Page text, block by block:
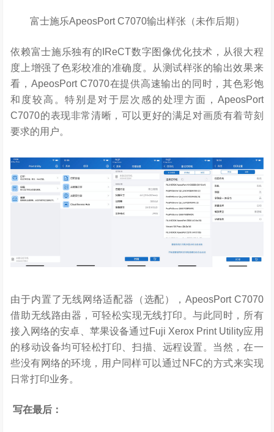
富士施乐ApeosPort C7070输出样张（未作后期）
依赖富士施乐独有的IReCT数字图像优化技术，从很大程
度上增强了色彩校准的准确度。从测试样张的输出效果来
看，ApeosPort C7070在提供高速输出的同时，其色彩饱
和度较高。特别是对于层次感的处理方面，ApeosPort
C7070的表现非常清晰，可以更好的满足对画质有着苛刻
要求的用户。
由于内置了无线网络适配器（选配），ApeosPort C7070
借助无线路由器，可轻松实现无线打印。与此同时，所有
接入网络的安卓、苹果设备通过Fuji Xerox Print Utility应用
的移动设备均可轻松打印、扫描、远程设置。当然，在一
些没有网络的环境，用户同样可以通过NFC的方式来实现
日常打印业务。
写在最后：